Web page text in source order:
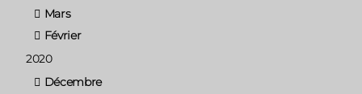
Mars
Février
2020
Décembre